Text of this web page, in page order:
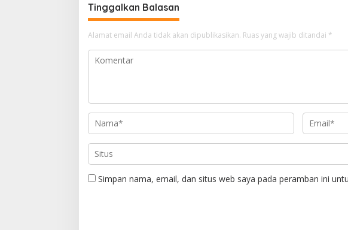
Tinggalkan Balasan
Alamat email Anda tidak akan dipublikasikan. Ruas yang wajib ditandai *
Simpan nama, email, dan situs web saya pada peramban ini